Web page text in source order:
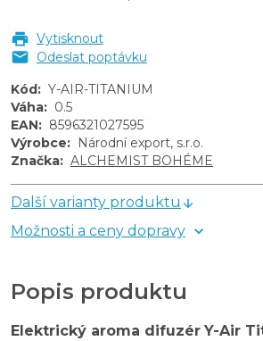
Vytisknout
Odeslat poptávku
Kód : Y-AIR-TITANIUM
Váha: 0.5
EAN: 8596321027595
Výrobce:
Národní export, s.r.o.
Značka: ALCHEMIST BOHÉME
Další varianty produktu
Možnosti a ceny dopravy
Popis produktu
Elektrický aroma difuzér Y-Air